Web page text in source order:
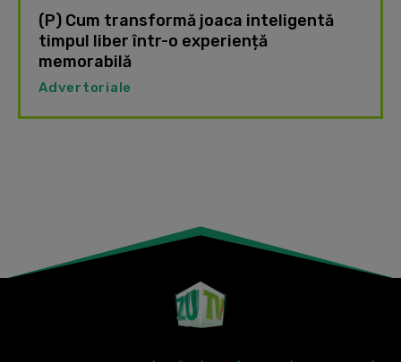
(P) Cum transformă joaca inteligentă
timpul liber într-o experiență
memorabilă
Advertoriale